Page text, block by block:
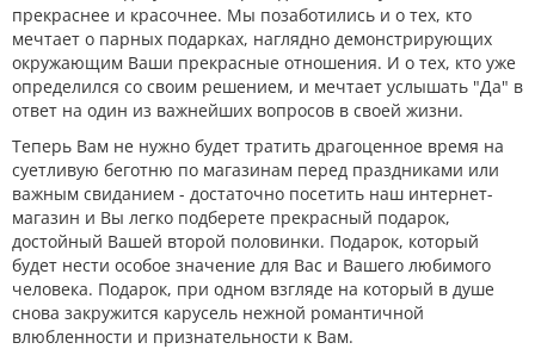
прекраснее и красочнее. Мы позаботились и о тех, кто
мечтает о парных подарках, наглядно демонстрирующих
окружающим Ваши прекрасные отношения. И о тех, кто уже
определился со своим решением, и мечтает услышать "Да" в
ответ на один из важнейших вопросов в своей жизни.
Теперь Вам не нужно будет тратить драгоценное время на
суетливую беготню по магазинам перед праздниками или
важным свиданием - достаточно посетить наш интернет-
магазин и Вы легко подберете прекрасный подарок,
достойный Вашей второй половинки. Подарок, который
будет нести особое значение для Вас и Вашего любимого
человека. Подарок, при одном взгляде на который в душе
снова закружится карусель нежной романтичной
влюбленности и признательности к Вам.